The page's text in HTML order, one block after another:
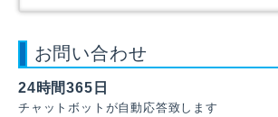
お問い合わせ
24時間365日
チャットボットが自動応答致します